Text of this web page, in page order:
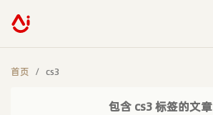
首页 cs3
包含 cs3 标签的文章